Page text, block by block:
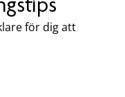
för dig att